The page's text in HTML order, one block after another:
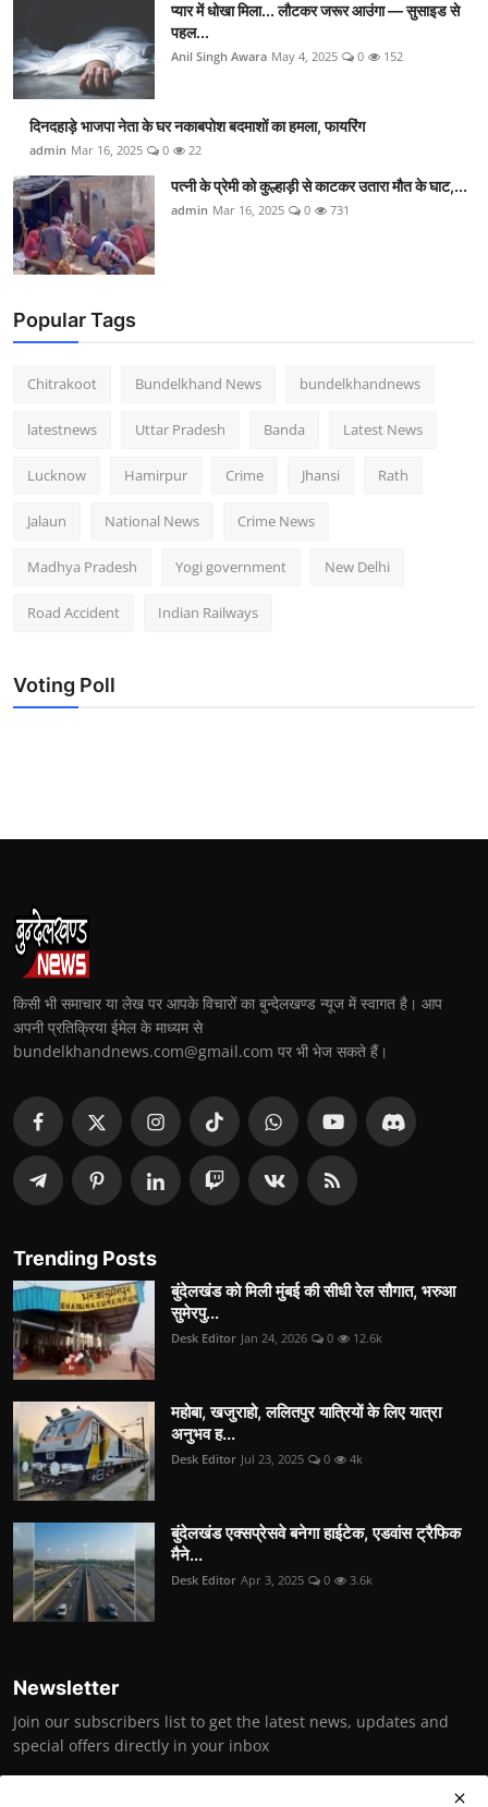
प्यार में धोखा मिला... लौटकर जरूर आउंगा — सुसाइड से
पहल...
Anil Singh Awara May 4, 2025 0 152
दिनदहाड़े भाजपा नेता के घर नकाबपोश बदमाशों का हमला, फायरिंग
admin Mar 16, 2025 0 22
पत्नी के प्रेमी को कुल्हाड़ी से काटकर उतारा मौत के घाट,...
admin Mar 16, 2025 0 731
Popular Tags
Chitrakoot Bundelkhand News bundelkhandnews
latestnews Uttar Pradesh Banda Latest News
Lucknow Hamirpur Crime Jhansi Rath
Jalaun National News Crime News
Madhya Pradesh Yogi government New Delhi
Road Accident Indian Railways
Voting Poll
किसी भी समाचार या लेख पर आपके विचारों का बुन्देलखण्ड न्यूज में स्वागत है। आप
अपनी प्रतिक्रिया ईमेल के माध्यम से
bundelkhandnews.com@gmail.com पर भी भेज सकते हैं।
Trending Posts
बुंदेलखंड को मिली मुंबई की सीधी रेल सौगात, भरुआ
सुमेरपु...
Desk Editor Jan 24, 2026 0 12.6k
महोबा, खजुराहो, ललितपुर यात्रियों के लिए यात्रा
अनुभव ह...
Desk Editor Jul 23, 2025 0 4k
बुंदेलखंड एक्सप्रेसवे बनेगा हाईटेक, एडवांस ट्रैफिक
मैने...
Desk Editor Apr 3, 2025 0 3.6k
Newsletter
Join our subscribers list to get the latest news, updates and
special offers directly in your inbox
Subscribe